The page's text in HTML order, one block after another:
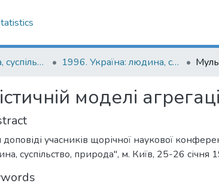
Україна: людина, суспільство, природа : щорічна наукова конференція 1996. Україна: людина, суспільство, природа : щорічна наукова конференція : тези доповідей
моделі
доповіді учасників щорічної наукової
суспільство, природа", м. Київ, 25-26 січня